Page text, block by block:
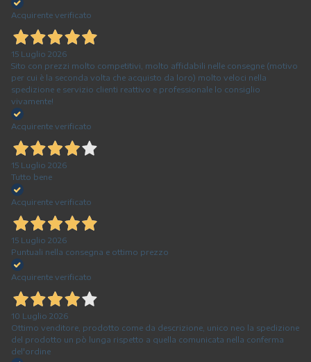
Acquirente verificato
15 Luglio 2026
Sito con prezzi molto competitivi, molto affidabili nelle consegne (motivo
per cui è la seconda volta che acquisto da loro) molto veloci nella
spedizione e servizio clienti reattivo e professionale lo consiglio
vivamente!
Acquirente verificato
15 Luglio 2026
Tutto bene
Acquirente verificato
15 Luglio 2026
Puntuali nella consegna e ottimo prezzo
Acquirente verificato
10 Luglio 2026
Ottimo venditore, prodotto come da descrizione, unico neo la spedizione
del prodotto un pò lunga rispetto a quella comunicata nella conferma
del'ordine